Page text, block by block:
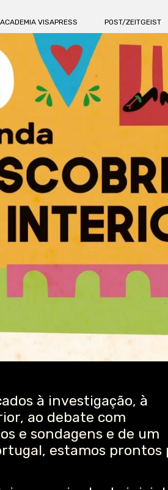
ACADEMIA VISAPRESS POST/ZEITGEIST
à investigação, à
ao debate com
e sondagens e de um
estamos prontos